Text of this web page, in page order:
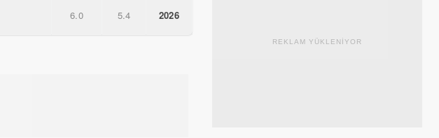
6.0 5.4 2026
REKLAM YÜKLENİYOR